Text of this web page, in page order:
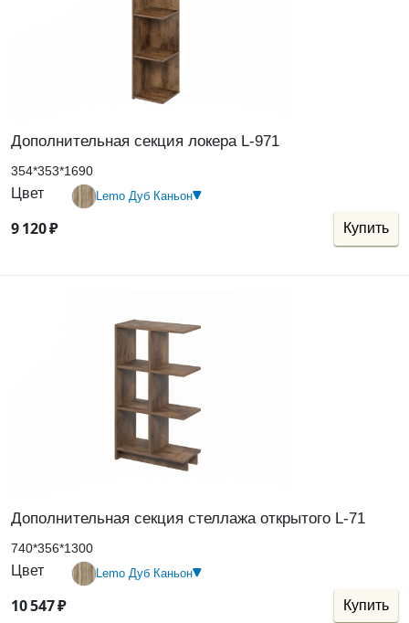
Дополнительная секция локера L-971
354*353*1690
Цвет Lemo Дуб Каньон
9120₽ Купить
Дополнительная секция стеллажа открытого L-71
740*356*1300
Цвет Lemo Дуб Каньон
10547₽ Купить